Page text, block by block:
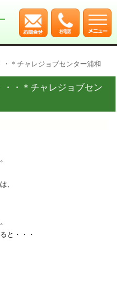
・＊チャレジョブセンター浦和
・＊チャレジョブセン
、
と・・・